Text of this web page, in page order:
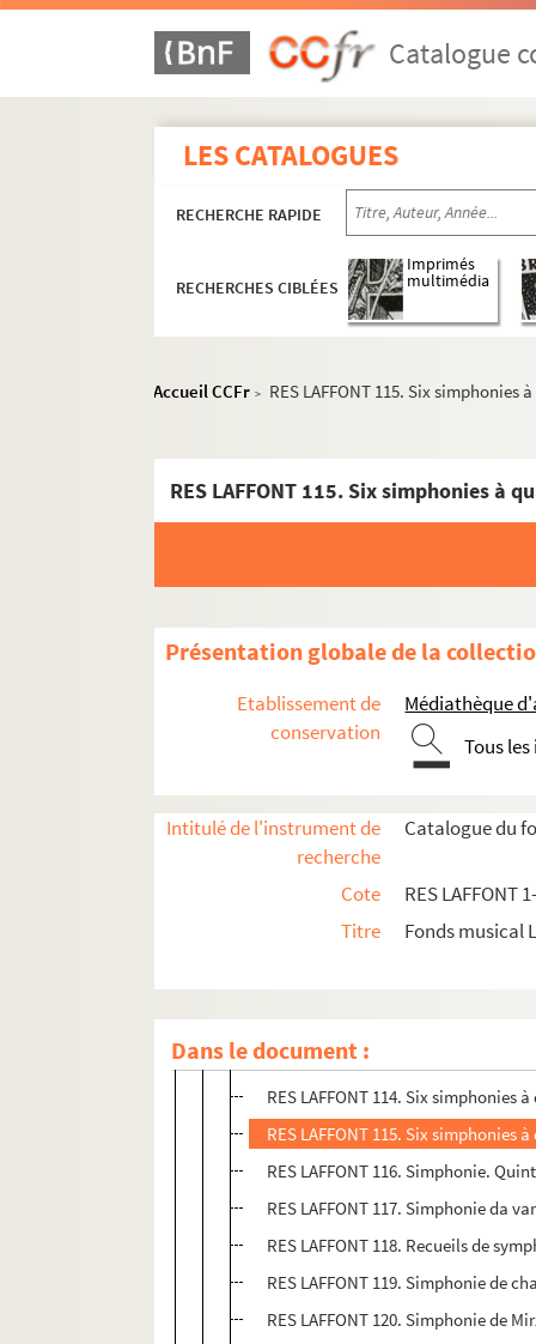
Catalogue
LES CATALOGUES
RECHERCHE RAPIDE
RECHERCHES CIBLÉES
Imprimés
multimédia
Accueil CCFr > RES LAFFONT 115. Six
Présentation globale de la
Etablissement de
conservation
Médiathèque
Tous
Intitulé de l'instrument de
recherche
Catalogue du
Cote
RES LAFFONT
Titre
Fonds musical
Dans le document :
Collection de partitions
Partitions anciennes
Oeuvres lyriques
Symphonies, concertos et sonates
RES LAFFONT 113. Six
RES LAFFONT 114. Six simphonies
RES LAFFONT 115. Six
RES LAFFONT 116. Simphonie.
RES LAFFONT 117. Simphonie da
RES LAFFONT 118. Recueils de
RES LAFFONT 119. Simphonie de
RES LAFFONT 120. Simphonie de